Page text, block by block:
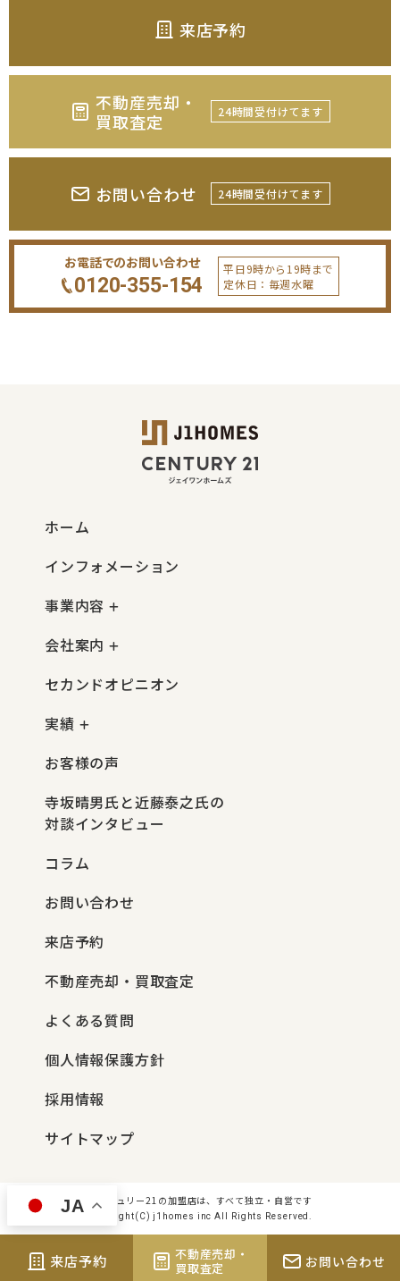
来店予約
不動産売却・
買取査定
24時間受付けてます
お問い合わせ 24時間受付けてます
お電話でのお問い合わせ
0120-355-154
平日9時から19時まで
定休日：毎週水曜
ホーム
インフォメーション
事業内容
会社案内
セカンドオピニオン
実績
お客様の声
寺坂晴男氏と近藤泰之氏の
対談インタビュー
コラム
お問い合わせ
来店予約
不動産売却・買取査定
よくある質問
個人情報保護方針
採用情報
サイトマップ
センチュリー21の加盟店は、すべて独立・自営です
Copyright(C) j1homes inc All Rights Reserved.
来店予約
不動産売却・
買取査定
お問い合わせ
JA